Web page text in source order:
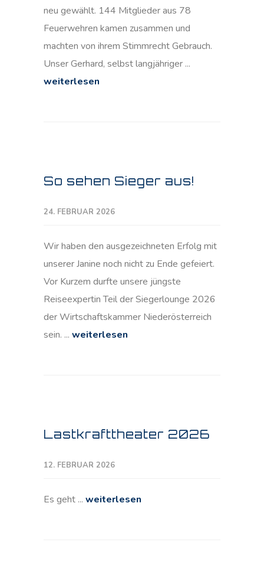
neu gewählt. 144 Mitglieder aus 78
Feuerwehren kamen zusammen und
machten von ihrem Stimmrecht Gebrauch.
Unser Gerhard, selbst langjähriger ...
weiterlesen
So sehen Sieger aus!
24. FEBRUAR 2026
Wir haben den ausgezeichneten Erfolg mit
unserer Janine noch nicht zu Ende gefeiert.
Vor Kurzem durfte unsere jüngste
Reiseexpertin Teil der Siegerlounge 2026
der Wirtschaftskammer Niederösterreich
sein. ... weiterlesen
Lastkrafttheater 2026
12. FEBRUAR 2026
Es geht ... weiterlesen